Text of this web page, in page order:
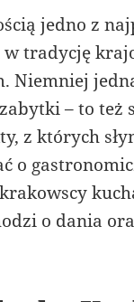
jedno z
tradycję
Niemniej
– to
z których
o
o dania